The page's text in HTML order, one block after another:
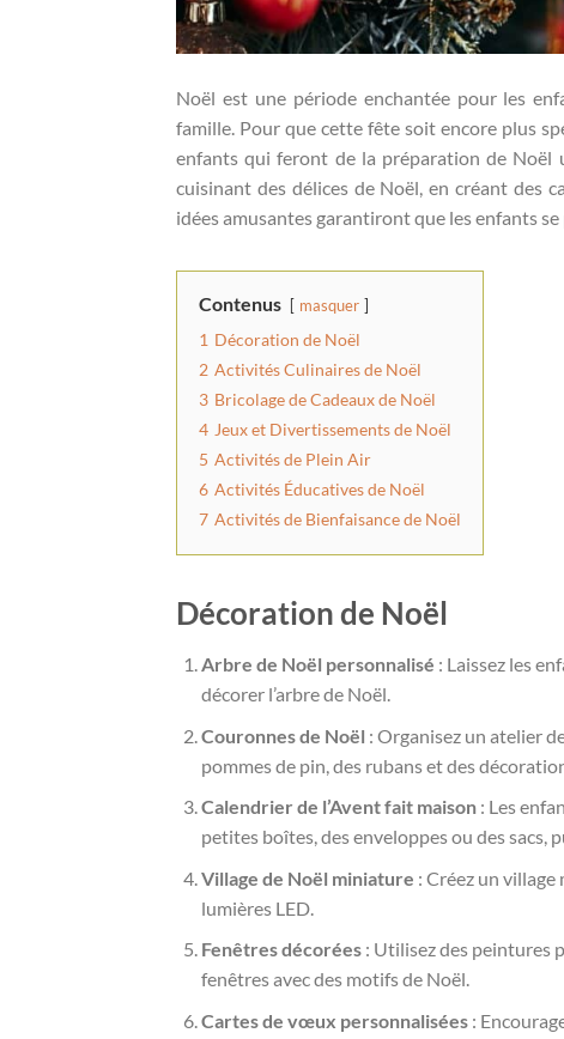
Noël est une période enchantée pour les
famille. Pour que cette fête soit encore plus
enfants qui feront de la préparation de Noël
cuisinant des délices de Noël, en créant des
idées amusantes garantiront que les enfants
Contenus masquer
1 Décoration de Noël
2 Activités Culinaires de Noël
3 Bricolage de Cadeaux de Noël
4 Jeux et Divertissements de Noël
5 Activités de Plein Air
6 Activités Éducatives de Noël
7 Activités de Bienfaisance de Noël
Décoration de Noël
Arbre de Noël personnalisé : Laissez les
décorer l’arbre de Noël.
Couronnes de Noël : Organisez un atelier
pommes de pin, des rubans et des
Calendrier de l’Avent fait maison: Les
petites boîtes, des enveloppes ou des sacs,
Village de Noël miniature : Créez un
lumières LED.
Fenêtres décorées: Utilisez des peintures
fenêtres avec des motifs de Noël.
Cartes de vœux personnalisées: